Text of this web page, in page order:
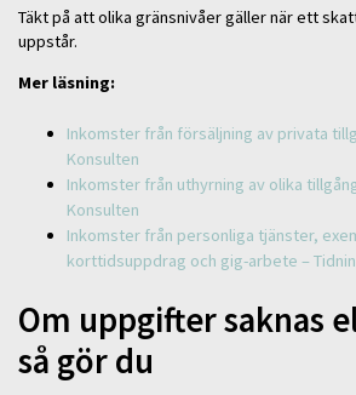
Täkt på att olika gränsnivåer gäller när ett
uppstår.
Mer läsning:
Inkomster från försäljning av privata
Konsulten
Inkomster från uthyrning av olika
Konsulten
Inkomster från personliga tjänster,
korttidsuppdrag och gig-arbete –
Om uppgifter saknas
så gör du